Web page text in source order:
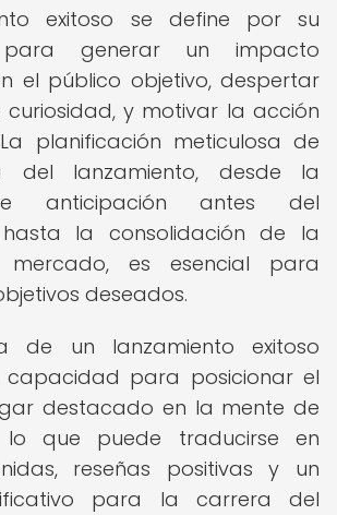
exitoso se define por su
generar un impacto
el público objetivo, despertar
curiosidad, y motivar la acción
planificación meticulosa de
del lanzamiento, desde la
anticipación antes del
hasta la consolidación de la
es esencial para
deseados.
de un lanzamiento exitoso
para posicionar el
destacado en la mente de
lo que puede traducirse en
reseñas positivas y un
para la carrera del